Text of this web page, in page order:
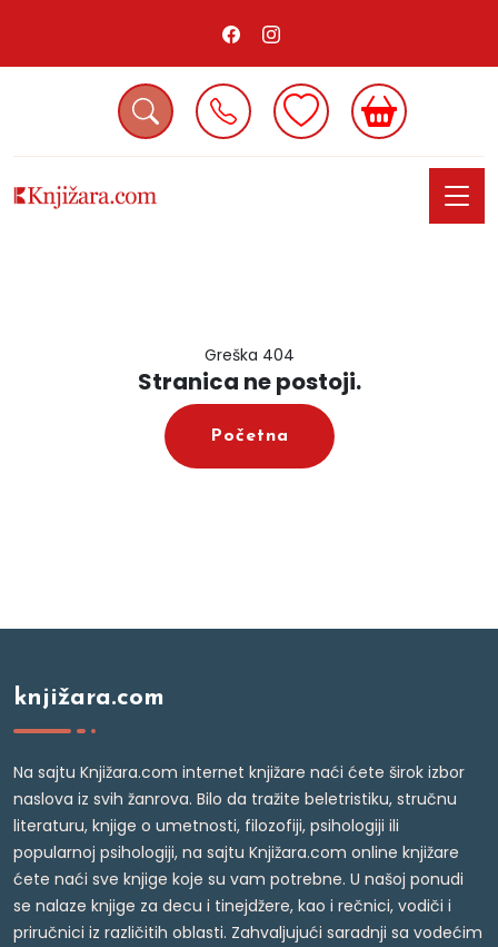
Greška 404
Stranica ne postoji.
Početna
knjižara.com
Na sajtu Knjižara.com internet knjižare naći ćete širok izbor
naslova iz svih žanrova. Bilo da tražite beletristiku, stručnu
literaturu, knjige o umetnosti, filozofiji, psihologiji ili
popularnoj psihologiji, na sajtu Knjižara.com online knjižare
ćete naći sve knjige koje su vam potrebne. U našoj ponudi
se nalaze knjige za decu i tinejdžere, kao i rečnici, vodiči i
priručnici iz različitih oblasti. Zahvaljujući saradnji sa vodećim